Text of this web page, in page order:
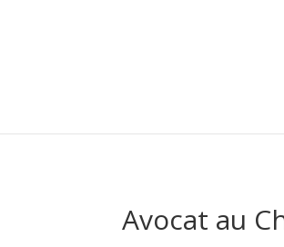
Avocat au